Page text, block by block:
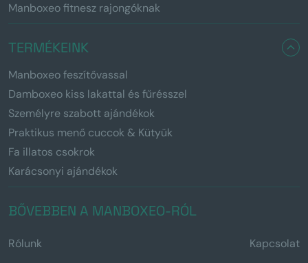
Manboxeo fitnesz rajongóknak
TERMÉKEINK
Manboxeo feszítővassal
Damboxeo kiss lakattal és fűrésszel
Személyre szabott ajándékok
Praktikus menő cuccok & Kütyük
Fa illatos csokrok
Karácsonyi ajándékok
BŐVEBBEN A MANBOXEO-RÓL
Rólunk Kapcsolat